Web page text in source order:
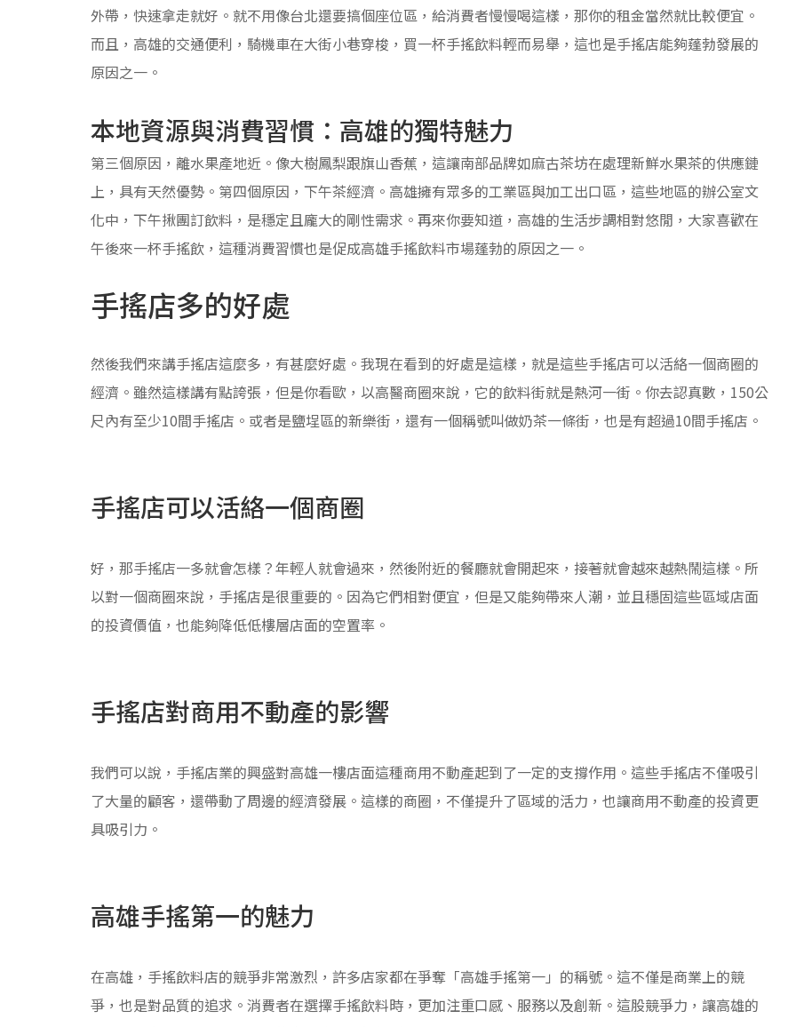
外帶，快速拿走就好。就不用像台北還要搞個座位區，給消費者慢慢喝這樣，那你的租金當然就比較便宜。
而且，高雄的交通便利，騎機車在大街小巷穿梭，買一杯手搖飲料輕而易舉，這也是手搖店能夠蓬勃發展的
原因之一。
本地資源與消費習慣：高雄的獨特魅力
第三個原因，離水果產地近。像大樹鳳梨跟旗山香蕉，這讓南部品牌如麻古茶坊在處理新鮮水果茶的供應鏈
上，具有天然優勢。第四個原因，下午茶經濟。高雄擁有眾多的工業區與加工出口區，這些地區的辦公室文
化中，下午揪團訂飲料，是穩定且龐大的剛性需求。再來你要知道，高雄的生活步調相對悠閒，大家喜歡在
午後來一杯手搖飲，這種消費習慣也是促成高雄手搖飲料市場蓬勃的原因之一。
手搖店多的好處
然後我們來講手搖店這麼多，有甚麼好處。我現在看到的好處是這樣，就是這些手搖店可以活絡一個商圈的
經濟。雖然這樣講有點誇張，但是你看歐，以高醫商圈來說，它的飲料街就是熱河一街。你去認真數，150公
尺內有至少10間手搖店。或者是鹽埕區的新樂街，還有一個稱號叫做奶茶一條街，也是有超過10間手搖店。
手搖店可以活絡一個商圈
好，那手搖店一多就會怎樣？年輕人就會過來，然後附近的餐廳就會開起來，接著就會越來越熱鬧這樣。所
以對一個商圈來說，手搖店是很重要的。因為它們相對便宜，但是又能夠帶來人潮，並且穩固這些區域店面
的投資價值，也能夠降低低樓層店面的空置率。
手搖店對商用不動產的影響
我們可以說，手搖店業的興盛對高雄一樓店面這種商用不動產起到了一定的支撐作用。這些手搖店不僅吸引
了大量的顧客，還帶動了周邊的經濟發展。這樣的商圈，不僅提升了區域的活力，也讓商用不動產的投資更
具吸引力。
高雄手搖第一的魅力
在高雄，手搖飲料店的競爭非常激烈，許多店家都在爭奪「高雄手搖第一」的稱號。這不僅是商業上的競
爭，也是對品質的追求。消費者在選擇手搖飲料時，更加注重口感、服務以及創新。這股競爭力，讓高雄的